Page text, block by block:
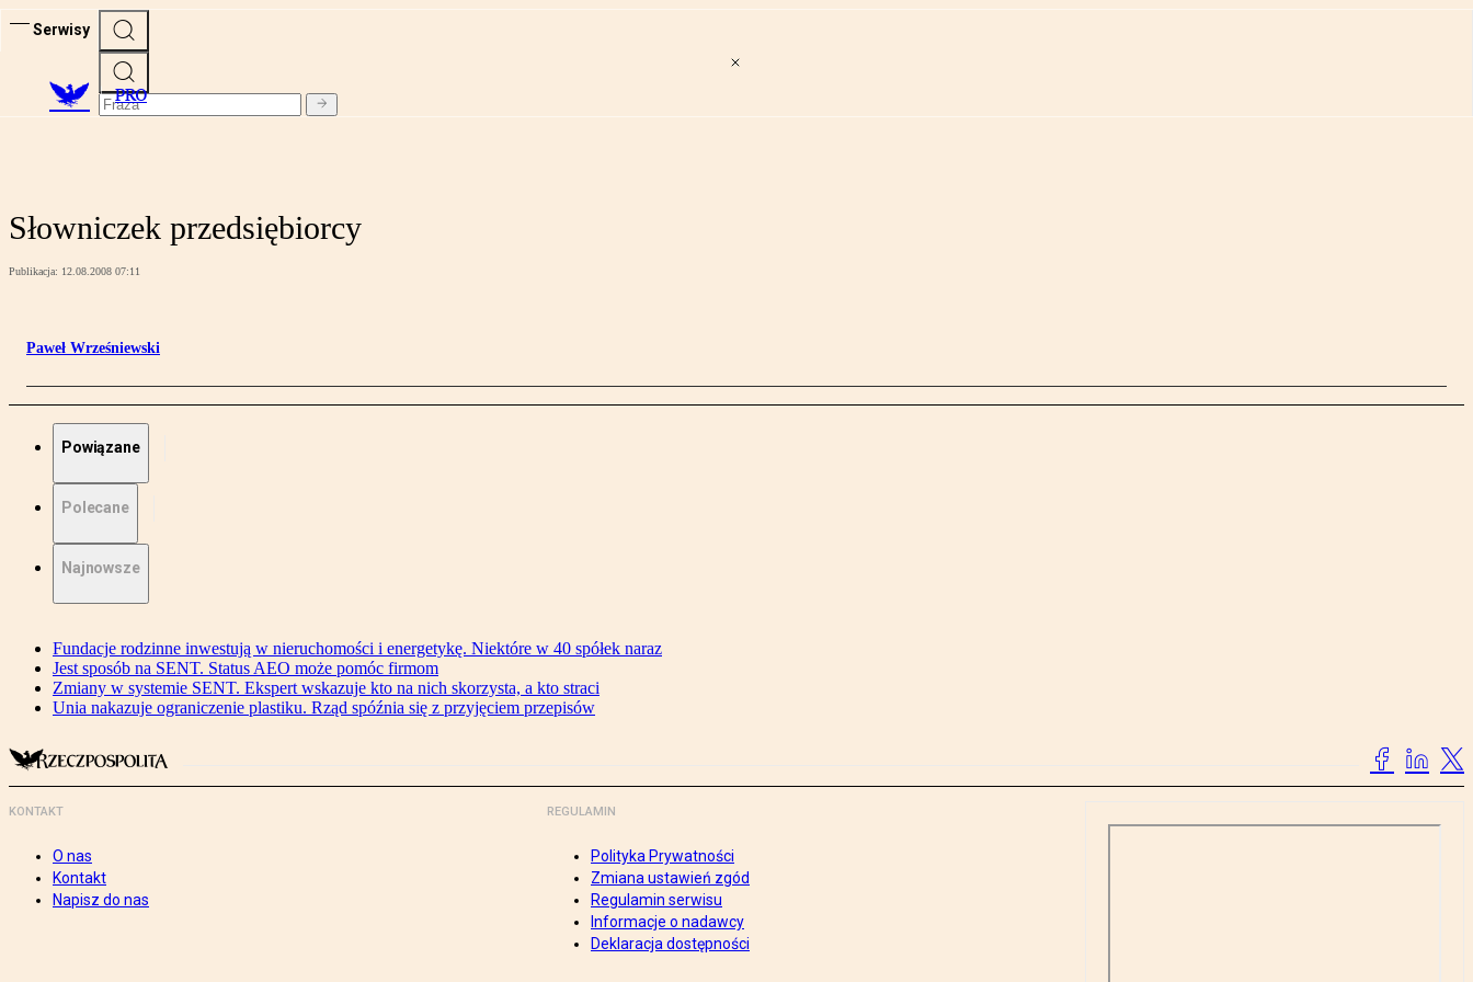
Serwisy
PRO
Słowniczek przedsiębiorcy
Publikacja: 12.08.2008 07:11
Paweł Wrześniewski
Powiązane
Polecane
Najnowsze
Fundacje rodzinne inwestują w nieruchomości i energetykę. Niektóre w 40 spółek naraz
Jest sposób na SENT. Status AEO może pomóc firmom
Zmiany w systemie SENT. Ekspert wskazuje kto na nich skorzysta, a kto straci
Unia nakazuje ograniczenie plastiku. Rząd spóźnia się z przyjęciem przepisów
KONTAKT
O nas
Kontakt
Napisz do nas
REGULAMIN
Polityka Prywatności
Zmiana ustawień zgód
Regulamin serwisu
Informacje o nadawcy
Deklaracja dostępności